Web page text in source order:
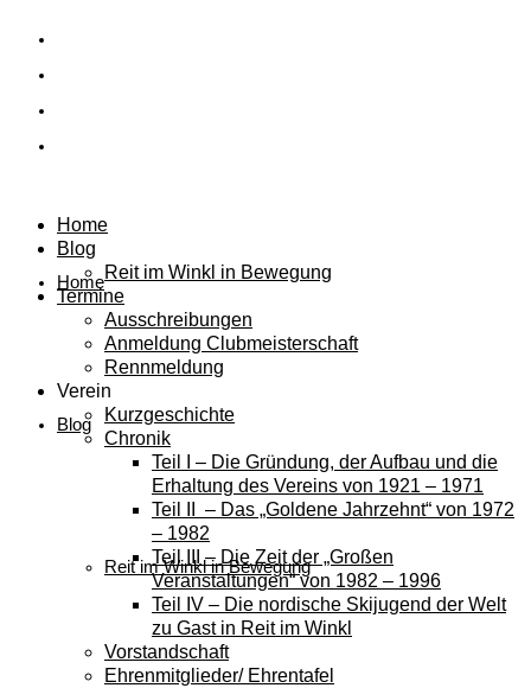
Home
Blog
Reit im Winkl in Bewegung
Home
Blog
Reit im Winkl in Bewegung
Termine
Ausschreibungen
Anmeldung Clubmeisterschaft
Rennmeldung
Verein
Kurzgeschichte
Chronik
Teil I – Die Gründung, der Aufbau und die
Erhaltung des Vereins von 1921 – 1971
Teil II – Das „Goldene Jahrzehnt“ von 1972
– 1982
Teil III – Die Zeit der „Großen
Veranstaltungen“ von 1982 – 1996
Teil IV – Die nordische Skijugend der Welt
zu Gast in Reit im Winkl
Vorstandschaft
Ehrenmitglieder/ Ehrentafel